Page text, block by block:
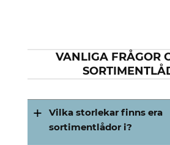
VANLIGA FRÅGOR
Vilka storlekar finns era
sortimentlådor i?